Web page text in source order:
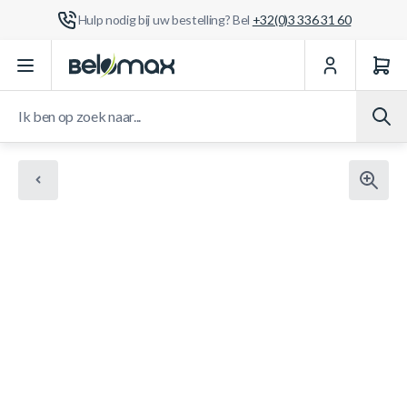
Hulp nodig bij uw bestelling? Bel +32(0)3 336 31 60
Ga naar de inhoud